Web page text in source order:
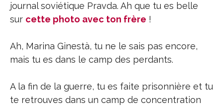
journal soviétique Pravda. Ah que tu es belle
sur cette photo avec ton frère !
Ah, Marina Ginestà, tu ne le sais pas encore,
mais tu es dans le camp des perdants.
A la fin de la guerre, tu es faite prisonnière et tu
te retrouves dans un camp de concentration